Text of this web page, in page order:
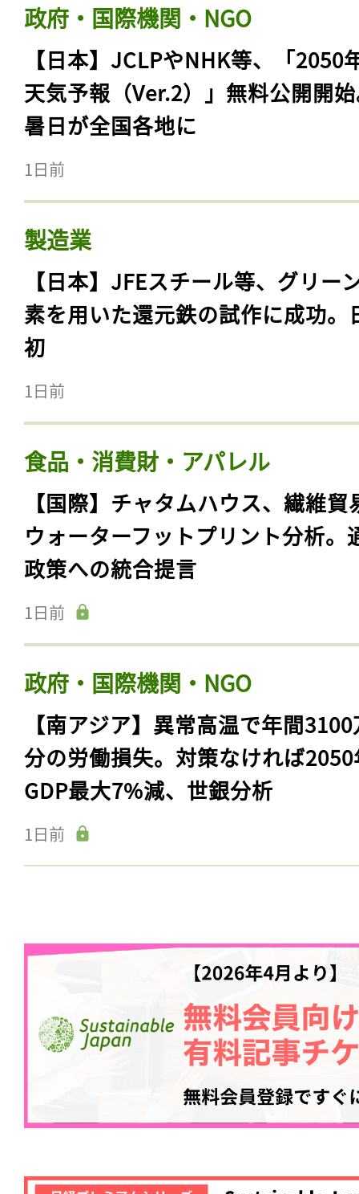
政府・国際機関・NGO
【日本】JCLPやNHK等、「2050
天気予報（Ver.2）」無料公開開
暑日が全国各地に
1日前
製造業
【日本】JFEスチール等、グリー
素を用いた還元鉄の試作に成功。
初
1日前
食品・消費財・アパレル
【国際】チャタムハウス、繊維貿
ウォーターフットプリント分析。
政策への統合提言
1日前
政府・国際機関・NGO
【南アジア】異常高温で年間
分の労働損失。対策なければ
GDP最大7%減、世銀分析
1日前